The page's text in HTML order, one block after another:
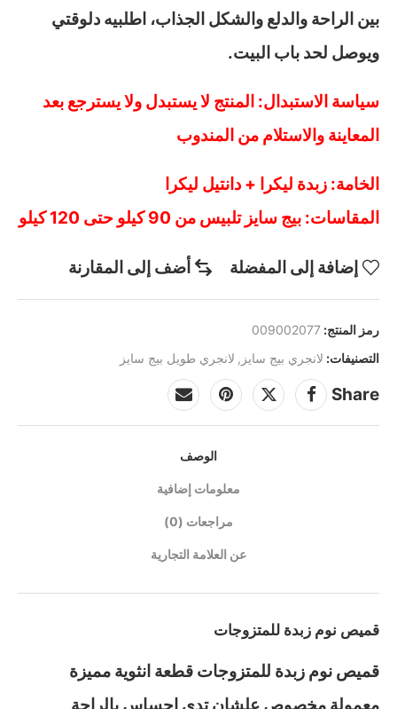
بين الراحة والدلع والشكل الجذاب، اطلبيه دلوقتي
ويوصل لحد باب البيت.
سياسة الاستبدال: المنتج لا يستبدل ولا يسترجع بعد
المعاينة والاستلام من المندوب
الخامة: زبدة ليكرا + دانتيل ليكرا
المقاسات: بيج سايز تلبيس من 90 كيلو حتى 120 كيلو
إضافة إلى المفضلة أضف إلى المقارنة
رمز المنتج: 009002077
التصنيفات: لانجري بيج سايز , لانجري طويل بيج سايز
Share
الوصف
معلومات إضافية
مراجعات (0)
عن العلامة التجارية
قميص نوم زبدة للمتزوجات
قميص نوم زبدة للمتزوجات قطعة انثوية مميزة
معمولة مخصوص علشان تدي احساس بالراحة